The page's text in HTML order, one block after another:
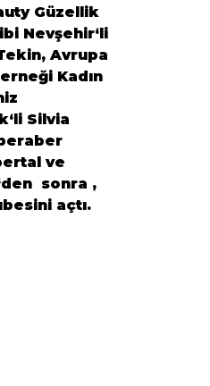
Güzellik
Nevşehir‘li
, Avrupa
Kadın
‘li Silvia
ve
sonra ,
açtı.